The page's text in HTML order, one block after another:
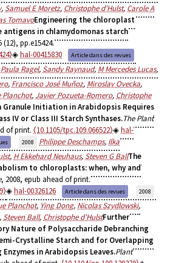
, Samuel E Moretz, Christophe d'Hulst, Carole A
TomavoEngineering the chloroplast
in chlamydomonas starch
(12), pp.e15424.
hal-00415830
Article dans des revues
Paula Ragel, Sandy Raynaud, M Mercedes Lucas,
, Francisco José Muñoz, Miroslav Ovecka,
Planchot, Javier Pozueta-Romero, Christophe
Granule Initiation in Arabidopsis Requires
IV or Class III Starch Synthases.The Plant
of print. ⟨10.1105/tpc.109.066522⟩
hal-
2008 Philippe Deschamps, Ilka
, H Ekkehard Neuhaus, Steven G BallThe
to chloroplasts: when, why and
, 2008, epub ahead of print.
hal-00326126 Article dans des revues 2008
Planchot, Ying Dong, Nicolas Szydlowski,
, Steven Ball, Christophe d'HulstFurther
Nature of Polysaccharide Debranching
Crystalline Starch and for Overlapping
in Arabidopsis Leaves.Plant